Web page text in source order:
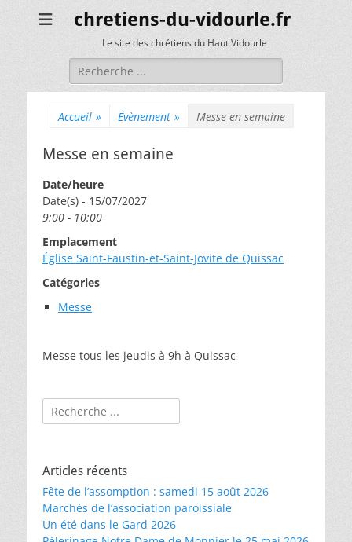
chretiens-du-vidourle.fr
Le site des chrétiens du Haut Vidourle
Rechercher :
Accueil » Évènement » Messe en semaine
Messe en semaine
Date/heure
Date(s) - 15/07/2027
9:00 - 10:00
Emplacement
Église Saint-Faustin-et-Saint-Jovite de Quissac
Catégories
Messe
Messe tous les jeudis à 9h à Quissac
Rechercher :
Articles récents
Fête de l’assomption : samedi 15 août 2026
Marchés de l’association paroissiale
Un été dans le Gard 2026